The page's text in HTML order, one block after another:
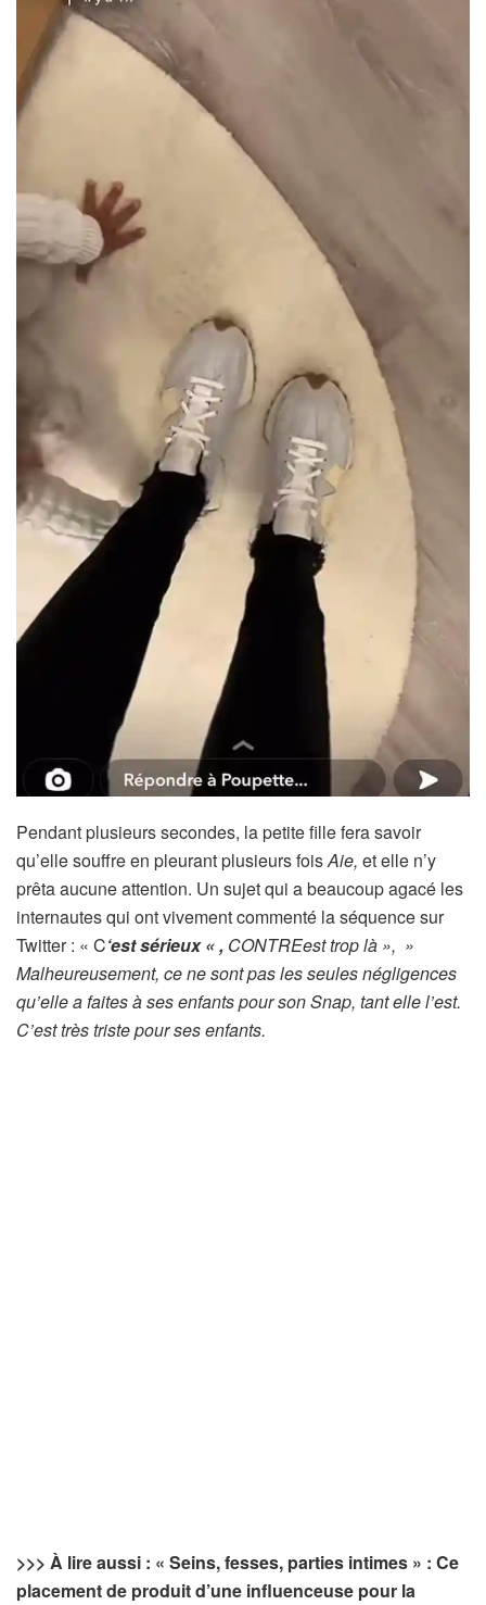
Pendant plusieurs secondes, la petite fille fera savoir
qu’elle souffre en pleurant plusieurs foisAie, et elle n’y
prêta aucune attention. Un sujet qui a beaucoup agacé les
internautes qui ont vivement commenté la séquence sur
Twitter : « C‘est sérieux « , CONTREest trop là », »
Malheureusement, ce ne sont pas les seules négligences
qu’elle a faites à ses enfants pour son Snap, tant elle l’est.
C’est très triste pour ses enfants.
>>> À lire aussi : « Seins, fesses, parties intimes » : Ce
placement de produit d’une influenceuse pour la